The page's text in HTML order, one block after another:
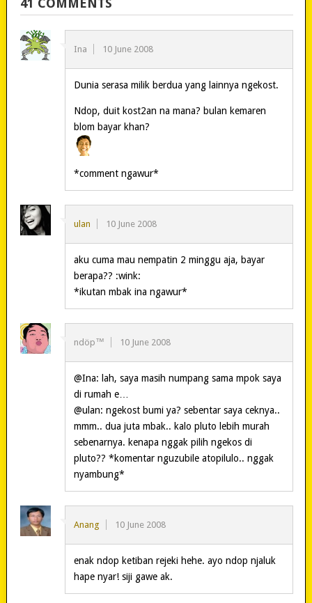
41 COMMENTS
Ina 10 June 2008
Dunia serasa milik berdua yang lainnya ngekost.
Ndop, duit kost2an na mana? bulan kemaren
blom bayar khan?
*comment ngawur*
ulan 10 June 2008
aku cuma mau nempatin 2 minggu aja, bayar
berapa?? :wink:
*ikutan mbak ina ngawur*
ndöp™ 10 June 2008
@Ina: lah, saya masih numpang sama mpok saya
di rumah e…
@ulan: ngekost bumi ya? sebentar saya ceknya..
mmm.. dua juta mbak.. kalo pluto lebih murah
sebenarnya. kenapa nggak pilih ngekos di
pluto?? *komentar nguzubile atopilulo.. nggak
nyambung*
Anang 10 June 2008
enak ndop ketiban rejeki hehe. ayo ndop njaluk
hape nyar! siji gawe ak.